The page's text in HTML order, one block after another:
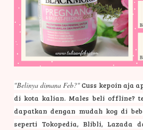
"Belinya dimana Feb?" Cuss kepoin aja
di kota kalian. Males beli offline?
dapatkan dengan mudah kog di
seperti Tokopedia, Blibli, Lazada